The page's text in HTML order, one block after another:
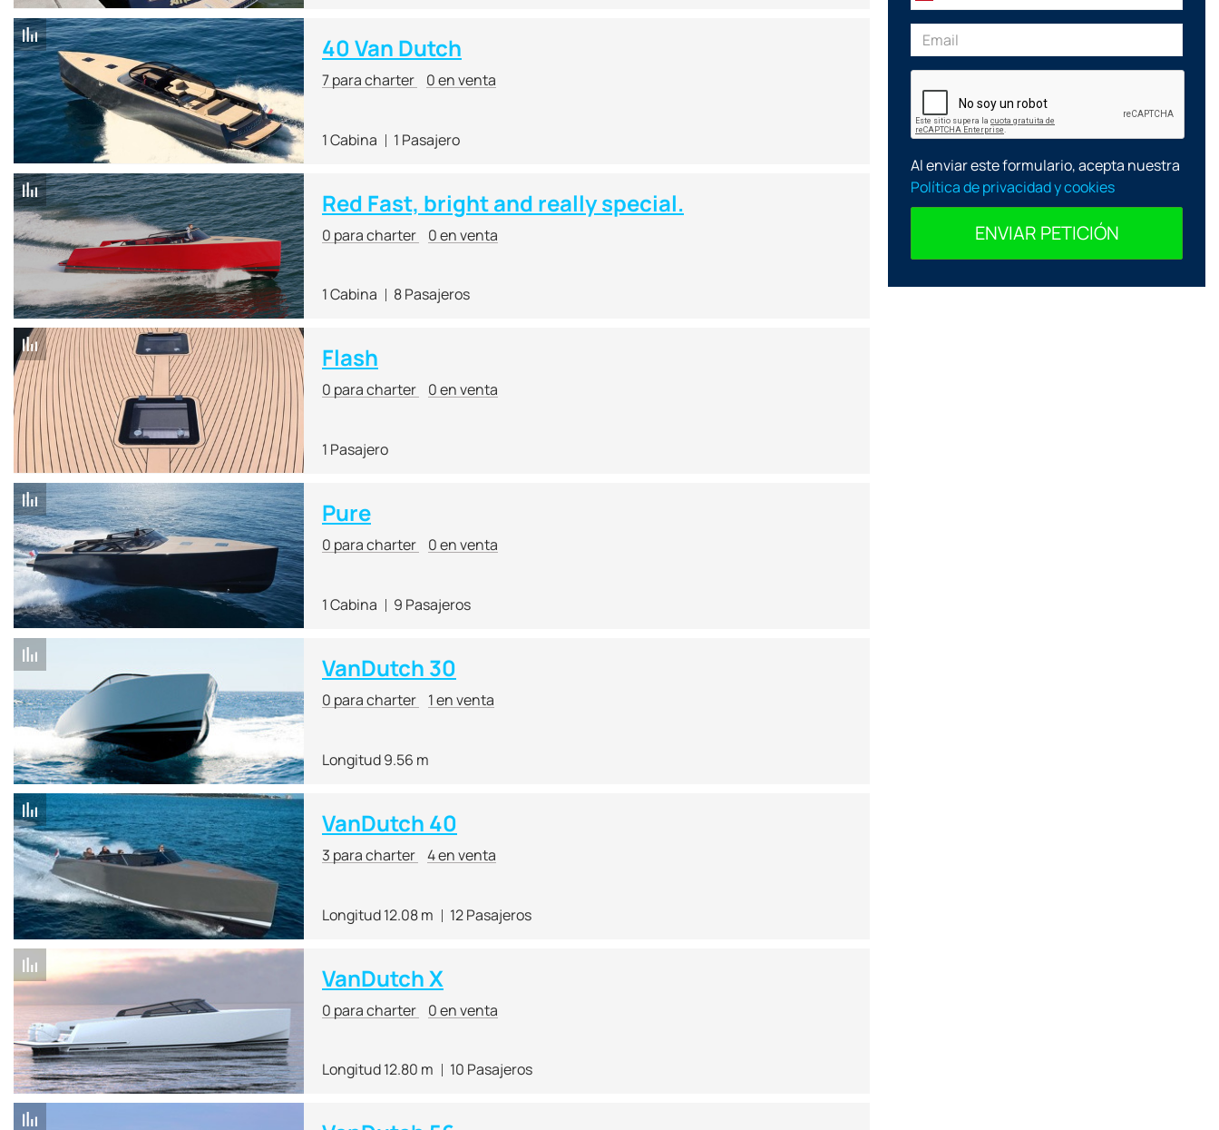
40 Van Dutch
7 para charter 0 en venta
1 Cabina 1 Pasajero
Red Fast, bright and really special.
0 para charter 0 en venta
1 Cabina 8 Pasajeros
Flash
0 para charter 0 en venta
1 Pasajero
Pure
0 para charter 0 en venta
1 Cabina 9 Pasajeros
VanDutch 30
0 para charter 1 en venta
Longitud 9.56 m
VanDutch 40
3 para charter 4 en venta
Longitud 12.08 m 12 Pasajeros
VanDutch X
0 para charter 0 en venta
Longitud 12.80 m 10 Pasajeros
Al enviar este formulario, acepta nuestra
Política de privacidad y cookies
ENVIAR PETICIÓN